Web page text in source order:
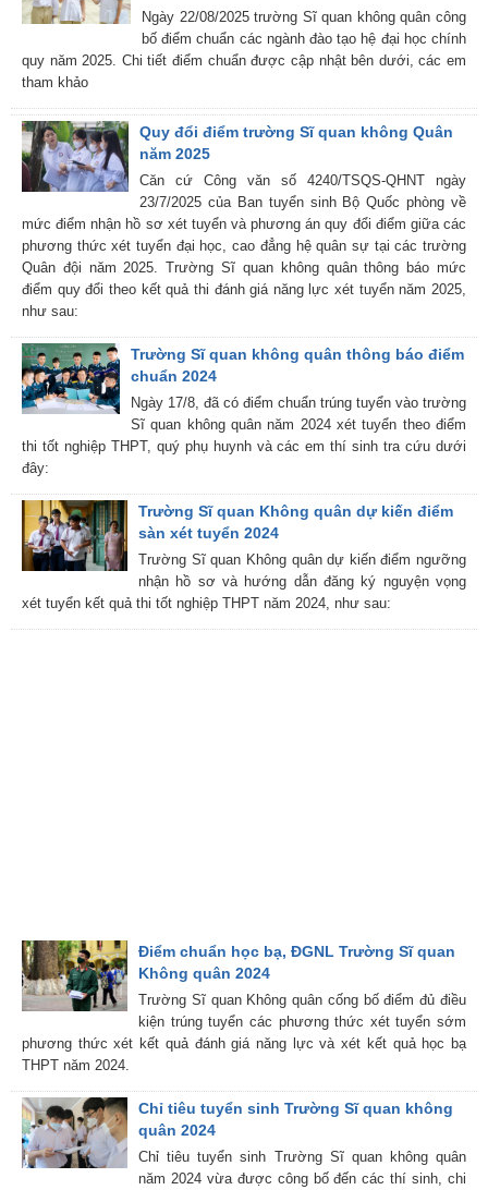
Ngày 22/08/2025 trường Sĩ quan không quân công
bố điểm chuẩn các ngành đào tạo hệ đại học chính
quy năm 2025. Chi tiết điểm chuẩn được cập nhật bên dưới, các em
tham khảo
Quy đổi điểm trường Sĩ quan không Quân
năm 2025
Căn cứ Công văn số 4240/TSQS-QHNT ngày
23/7/2025 của Ban tuyển sinh Bộ Quốc phòng về
mức điểm nhận hồ sơ xét tuyển và phương án quy đổi điểm giữa các
phương thức xét tuyển đại học, cao đẳng hệ quân sự tại các trường
Quân đội năm 2025. Trường Sĩ quan không quân thông báo mức
điểm quy đổi theo kết quả thi đánh giá năng lực xét tuyển năm 2025,
như sau:
Trường Sĩ quan không quân thông báo điểm
chuẩn 2024
Ngày 17/8, đã có điểm chuẩn trúng tuyển vào trường
Sĩ quan không quân năm 2024 xét tuyển theo điểm
thi tốt nghiệp THPT, quý phụ huynh và các em thí sinh tra cứu dưới
đây:
Trường Sĩ quan Không quân dự kiến điểm
sàn xét tuyển 2024
Trường Sĩ quan Không quân dự kiến điểm ngưỡng
nhận hồ sơ và hướng dẫn đăng ký nguyện vọng
xét tuyển kết quả thi tốt nghiệp THPT năm 2024, như sau:
Điểm chuẩn học bạ, ĐGNL Trường Sĩ quan
Không quân 2024
Trường Sĩ quan Không quân cống bố điểm đủ điều
kiện trúng tuyển các phương thức xét tuyển sớm
phương thức xét kết quả đánh giá năng lực và xét kết quả học bạ
THPT năm 2024.
Chỉ tiêu tuyển sinh Trường Sĩ quan không
quân 2024
Chỉ tiêu tuyển sinh Trường Sĩ quan không quân
năm 2024 vừa được công bố đến các thí sinh, chi